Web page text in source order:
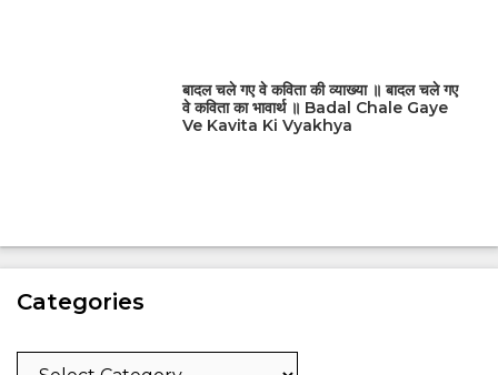
बादल चले गए वे कविता की व्याख्या ॥ बादल चले गए
वे कविता का भावार्थ ॥ Badal Chale Gaye
Ve Kavita Ki Vyakhya
Categories
Categories